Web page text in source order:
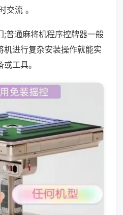
交流 。
;普通麻将机程序控牌器一般
机进行复杂安装操作就能实
工具。